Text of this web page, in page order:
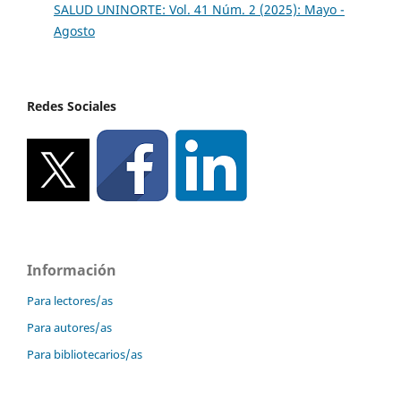
SALUD UNINORTE: Vol. 41 Núm. 2 (2025): Mayo -
Agosto
Redes Sociales
Información
Para lectores/as
Para autores/as
Para bibliotecarios/as